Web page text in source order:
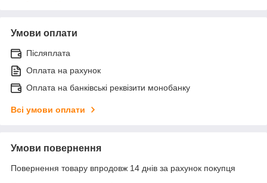
Умови оплати
Післяплата
Оплата на рахунок
Оплата на банківські реквізити монобанку
Всі умови оплати
Умови повернення
Повернення товару впродовж 14 днів за рахунок покупця